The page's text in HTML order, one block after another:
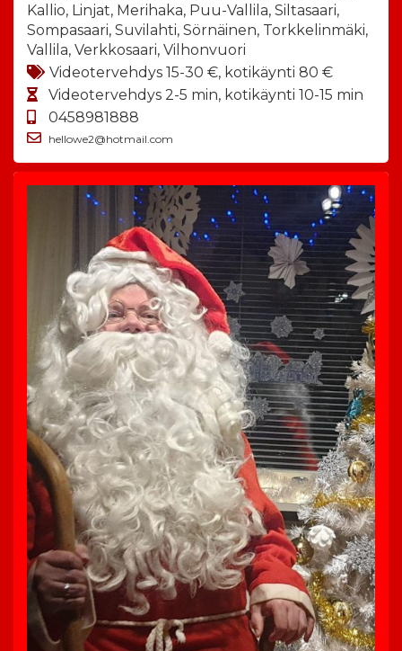
Kallio, Linjat, Merihaka, Puu-Vallila, Siltasaari,
Sompasaari, Suvilahti, Sörnäinen, Torkkelinmäki,
Vallila, Verkkosaari, Vilhonvuori
Videotervehdys 15-30 €, kotikäynti 80 €
Videotervehdys 2-5 min, kotikäynti 10-15 min
0458981888
hellowe2@hotmail.com